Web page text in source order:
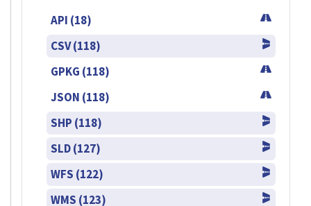
API (18)
CSV (118)
GPKG (118)
JSON (118)
SHP (118)
SLD (127)
WFS (122)
WMS (123)